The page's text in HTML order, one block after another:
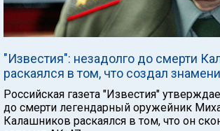
"Известия": незадолго до смерти
раскаялся в том, что создал
Российская газета "Известия"
до смерти легендарный оружейник
Калашников раскаялся в том, что он